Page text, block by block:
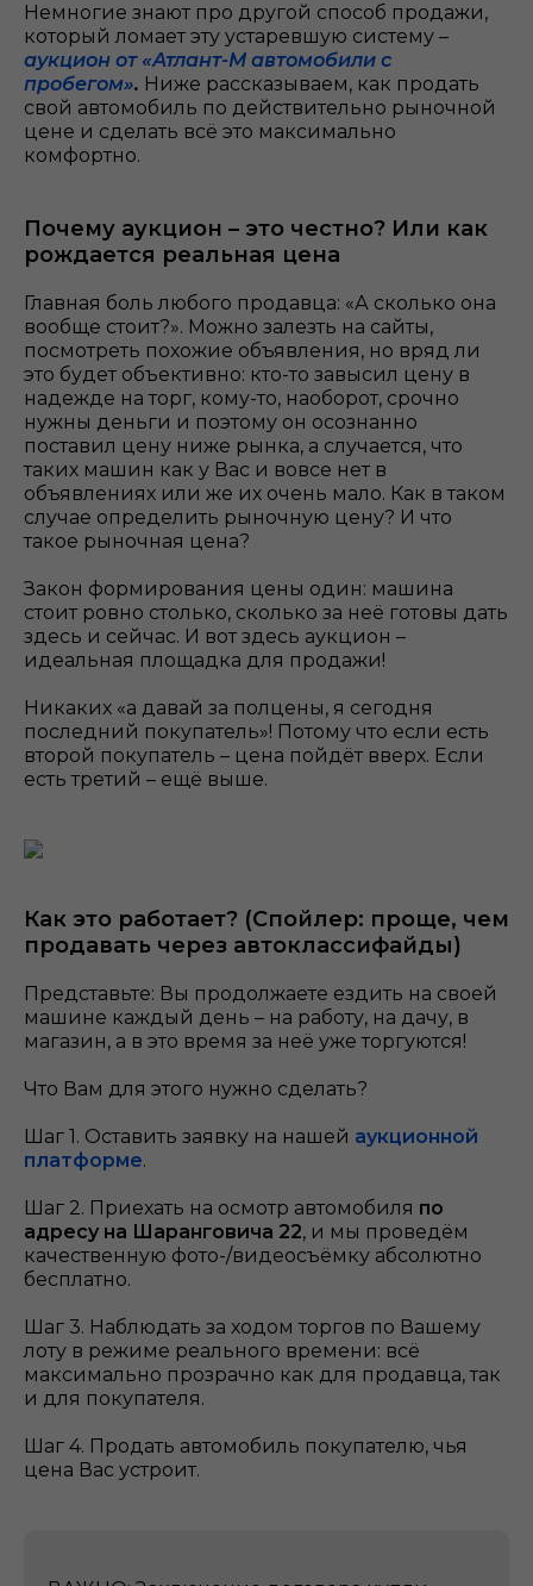
Немногие знают про другой способ продажи,
который ломает эту устаревшую систему –
аукцион от «Атлант-М автомобили с
пробегом». Ниже рассказываем, как продать
свой автомобиль по действительно рыночной
цене и сделать всё это максимально
комфортно.
Почему аукцион – это честно? Или как
рождается реальная цена
Главная боль любого продавца: «А сколько она
вообще стоит?». Можно залезть на сайты,
посмотреть похожие объявления, но вряд ли
это будет объективно: кто-то завысил цену в
надежде на торг, кому-то, наоборот, срочно
нужны деньги и поэтому он осознанно
поставил цену ниже рынка, а случается, что
таких машин как у Вас и вовсе нет в
объявлениях или же их очень мало. Как в таком
случае определить рыночную цену? И что
такое рыночная цена?
Закон формирования цены один: машина
стоит ровно столько, сколько за неё готовы дать
здесь и сейчас. И вот здесь аукцион –
идеальная площадка для продажи!
Никаких «а давай за полцены, я сегодня
последний покупатель»! Потому что если есть
второй покупатель – цена пойдёт вверх. Если
есть третий – ещё выше.
Как это работает? (Спойлер: проще, чем
продавать через автоклассифайды)
Представьте: Вы продолжаете ездить на своей
машине каждый день – на работу, на дачу, в
магазин, а в это время за неё уже торгуются!
Что Вам для этого нужно сделать?
Шаг 1. Оставить заявку на нашей аукционной
платформе.
Шаг 2. Приехать на осмотр автомобиля по
адресу на Шаранговича 22, и мы проведём
качественную фото-/видеосъёмку абсолютно
бесплатно.
Шаг 3. Наблюдать за ходом торгов по Вашему
лоту в режиме реального времени: всё
максимально прозрачно как для продавца, так
и для покупателя.
Шаг 4. Продать автомобиль покупателю, чья
цена Вас устроит.